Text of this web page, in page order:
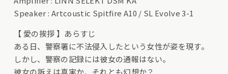
Speaker : Artcoustic Spitfire A10 / SL Evolve 3-1
【 愛の挨拶 】あらすじ
ある日、警察署に不法侵入したという女性が姿を現す。
しかし、警察の記録には彼女の通報はない。
彼女の訴えは真実か、それとも幻想か？